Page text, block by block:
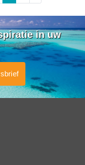
in uw